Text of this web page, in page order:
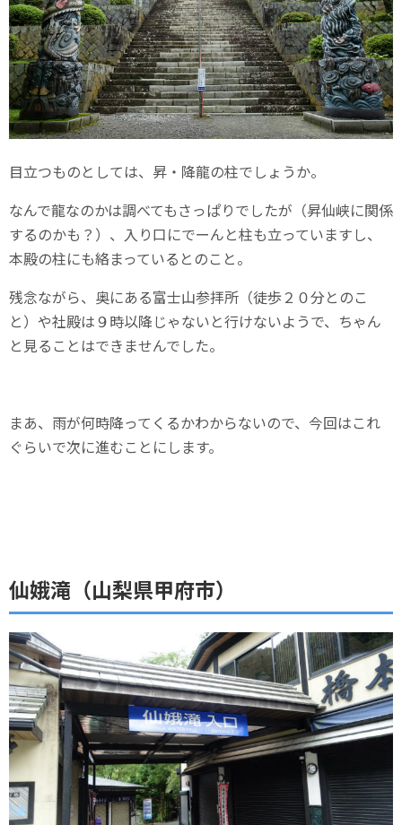
目立つものとしては、昇・降龍の柱でしょうか。
なんで龍なのかは調べてもさっぱりでしたが（昇仙峡に関係
するのかも？）、入り口にでーんと柱も立っていますし、
本殿の柱にも絡まっているとのこと。
残念ながら、奥にある富士山参拝所（徒歩２０分とのこ
と）や社殿は９時以降じゃないと行けないようで、ちゃん
と見ることはできませんでした。
まあ、雨が何時降ってくるかわからないので、今回はこれ
ぐらいで次に進むことにします。
仙娥滝（山梨県甲府市）